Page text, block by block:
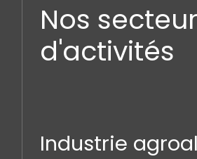
Nos
d'activités
Industrie